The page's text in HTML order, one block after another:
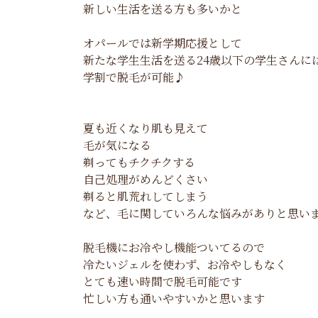
新しい生活を送る方も多いかと
オパールでは新学期応援として
新たな学生生活を送る24歳以下の学生さんに
学割で脱毛が可能♪
夏も近くなり肌も見えて
毛が気になる
剃ってもチクチクする
自己処理がめんどくさい
剃ると肌荒れしてしまう
など、毛に関していろんな悩みがありと思い
脱毛機にお冷やし機能ついてるので
冷たいジェルを使わず、お冷やしもなく
とても速い時間で脱毛可能です
忙しい方も通いやすいかと思います